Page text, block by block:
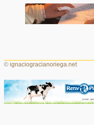
©ignaciogracianoriega.net